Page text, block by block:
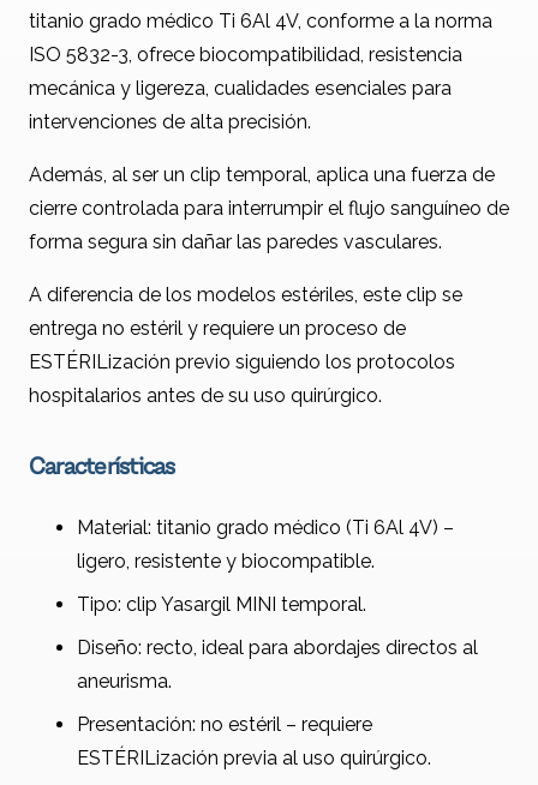
titanio grado médico Ti 6Al 4V, conforme a la norma
ISO 5832-3, ofrece biocompatibilidad, resistencia
mecánica y ligereza, cualidades esenciales para
intervenciones de alta precisión.
Además, al ser un clip temporal, aplica una fuerza de
cierre controlada para interrumpir el flujo sanguíneo de
forma segura sin dañar las paredes vasculares.
A diferencia de los modelos estériles, este clip se
entrega no estéril y requiere un proceso de
ESTÉRILización previo siguiendo los protocolos
hospitalarios antes de su uso quirúrgico.
Características
Material: titanio grado médico (Ti 6Al 4V) –
ligero, resistente y biocompatible.
Tipo: clip Yasargil MINI temporal.
Diseño: recto, ideal para abordajes directos al
aneurisma.
Presentación: no estéril – requiere
ESTÉRILización previa al uso quirúrgico.